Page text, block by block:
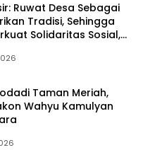
Ruwat Desa Sebagai
Tradisi, Sehingga
Solidaritas Sosial,
Gotong Royong
Taman Meriah,
Wahyu Kamulyan